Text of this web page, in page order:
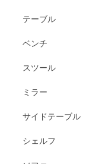
テーブル
ベンチ
スツール
ミラー
サイドテーブル
シェルフ